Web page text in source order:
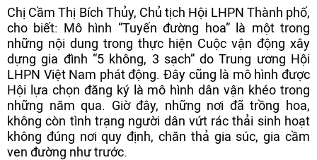
Chị Cầm Thị Bích Thủy, Chủ tịch Hội LHPN Thành phố,
cho biết: Mô hình “Tuyến đường hoa” là một trong
những nội dung trong thực hiện Cuộc vận động xây
dựng gia đình “5 không, 3 sạch” do Trung ương Hội
LHPN Việt Nam phát động. Đây cũng là mô hình được
Hội lựa chọn đăng ký là mô hình dân vận khéo trong
những năm qua. Giờ đây, những nơi đã trồng hoa,
không còn tình trạng người dân vứt rác thải sinh hoạt
không đúng nơi quy định, chăn thả gia súc, gia cầm
ven đường như trước.